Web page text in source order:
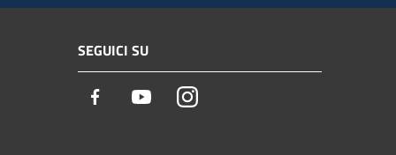
SEGUICI SU
Facebook YoutubeInstagram